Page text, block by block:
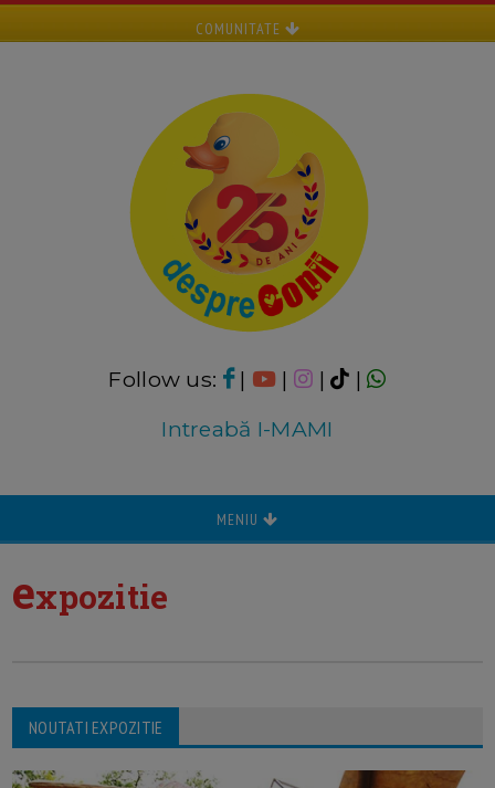
COMUNITATE
Follow us: | | |
|
Intreabă I-MAMI
MENIU
expozitie
NOUTATI EXPOZITIE